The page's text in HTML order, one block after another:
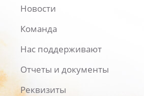
Новости
Команда
Нас поддерживают
Отчеты и документы
Реквизиты